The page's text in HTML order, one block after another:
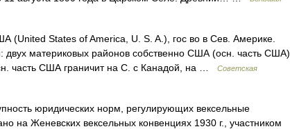
(United States of America, U. S. A.), гос во в Сев. Америке.
двух материковых районов собственно США (осн. часть США)
часть США граничит на С. с Канадой, на …
Советская
юридических норм, регулирующих вексельные
на Женевских вексельных конвенциях 1930 г., участником